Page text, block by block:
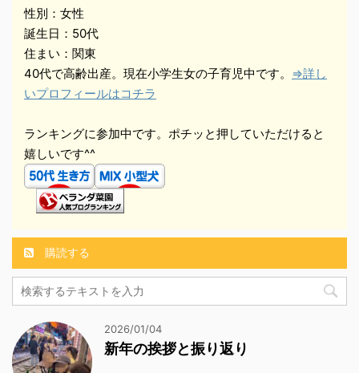
性別：女性
誕生日：50代
住まい：関東
40代で高齢出産。現在小学生女の子育児中です。 ⇒詳し
いプロフィールはコチラ
ランキングに参加中です。ポチッと押していただけると
嬉しいです^^
購読する
2026/01/04
新年の挨拶と振り返り